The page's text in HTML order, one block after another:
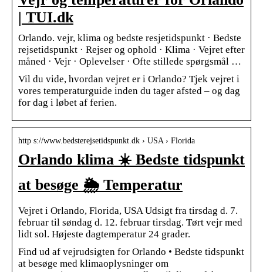
| TUI.dk
Orlando. vejr, klima og bedste resjetidspunkt · Bedste
rejsetidspunkt · Rejser og ophold · Klima · Vejret efter
måned · Vejr · Oplevelser · Ofte stillede spørgsmål …
Vil du vide, hvordan vejret er i Orlando? Tjek vejret i
vores temperaturguide inden du tager afsted – og dag
for dag i løbet af ferien.
http s://www.bedsterejsetidspunkt.dk › USA › Florida
Orlando klima ☀️ Bedste tidspunkt
at besøge 🌦️ Temperatur
Vejret i Orlando, Florida, USA Udsigt fra tirsdag d. 7.
februar til søndag d. 12. februar tirsdag. Tørt vejr med
lidt sol. Højeste dagtemperatur 24 grader.
Find ud af vejrudsigten for Orlando • Bedste tidspunkt
at besøge med klimaoplysninger om